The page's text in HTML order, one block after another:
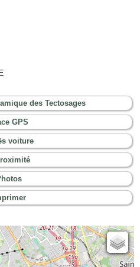
des Tectosages
GPS
voiture
Cartes IGN
Open Topo Map